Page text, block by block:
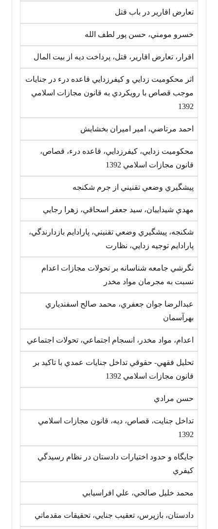
تعارض اقارير در باب قتل
خسرو مومني، حسن پور لطف الله
اقرار، تعارض اقارير، قتل، پرداخت ديه از بيت المال
اثر محکوميت زدايي و کيفرزدايي قاعده درء در جنايات
موجب قصاص با رويکردي به قانون مجازات اسلامي
1392
احمد مرتاضي، امير اميران بخشايش
محکوميت زدايي، کيفرزدايي، قاعده درء، قصاص،
قانون مجازات اسلامي ‎1392
پيشگيري وضعي تقنيني از جرم شکنجه
مهدي شيداييان، سيد جعفر اسحاقي، زهرا رجايي
شکنجه، پيشگيري وضعي تقنيني، پارادايم بازدارندگي،
پارادايم توجيه زدايي، نظارت
نگرشي جامعه شناسانه بر تحولات مجازات اعدام
نسبت به مجرمان مواد مخدر
عبدالرضا جوان جعفري، محمد صالح اسفندياري
بهرآسمان
اعدام، مواد مخدر، انسجام اجتماعي، تحولات اجتماعي
تحليل فقهي- حقوقي تداخل جنايات عمدي با تاکيد بر
قانون مجازات اسلامي 1392
حسن مرادي
تداخل جنايت، قصاص، ديه، قانون مجازات اسلامي
1392
جايگاه و حدود اختيارات دادستان در نظام رسيدگي
کيفري
محمد خليل صالحي، علي افراسيابي
دادستان، بازپرس، تعقيب جنايي، تحقيقات مقدماتي